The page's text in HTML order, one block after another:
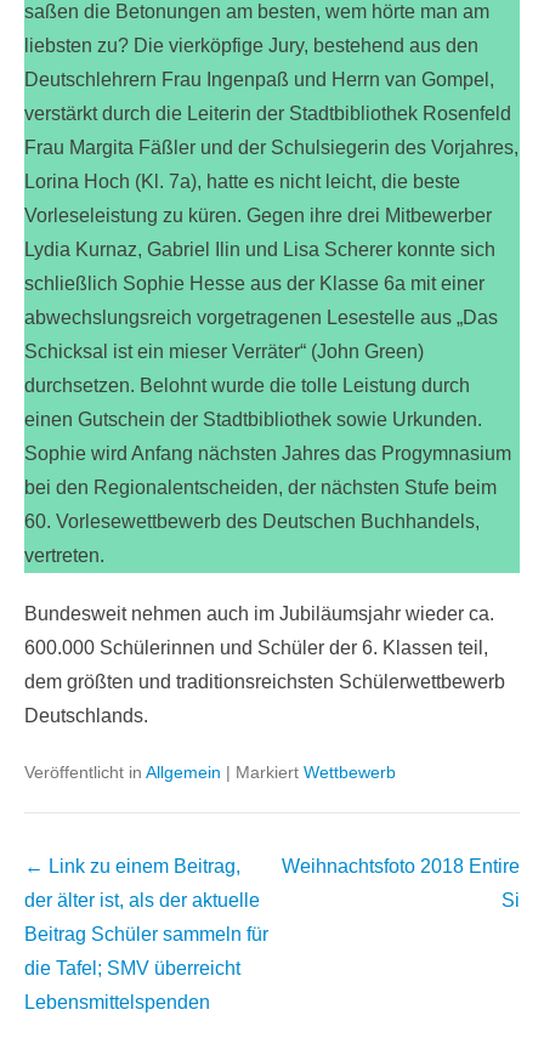
saßen die Betonungen am besten, wem hörte man am
liebsten zu? Die vierköpfige Jury, bestehend aus den
Deutschlehrern Frau Ingenpaß und Herrn van Gompel,
verstärkt durch die Leiterin der Stadtbibliothek Rosenfeld
Frau Margita Fäßler und der Schulsiegerin des Vorjahres,
Lorina Hoch (Kl. 7a), hatte es nicht leicht, die beste
Vorleseleistung zu küren. Gegen ihre drei Mitbewerber
Lydia Kurnaz, Gabriel Ilin und Lisa Scherer konnte sich
schließlich Sophie Hesse aus der Klasse 6a mit einer
abwechslungsreich vorgetragenen Lesestelle aus „Das
Schicksal ist ein mieser Verräter“ (John Green)
durchsetzen. Belohnt wurde die tolle Leistung durch
einen Gutschein der Stadtbibliothek sowie Urkunden.
Sophie wird Anfang nächsten Jahres das Progymnasium
bei den Regionalentscheiden, der nächsten Stufe beim
60. Vorlesewettbewerb des Deutschen Buchhandels,
vertreten.
Bundesweit nehmen auch im Jubiläumsjahr wieder ca.
600.000 Schülerinnen und Schüler der 6. Klassen teil,
dem größten und traditionsreichsten Schülerwettbewerb
Deutschlands.
Veröffentlicht in Allgemein | Markiert Wettbewerb
Beitrags
Übersicht
← Link zu einem Beitrag,
der älter ist, als der aktuelle
Beitrag Schüler sammeln für
die Tafel; SMV überreicht
Lebensmittelspenden
Weihnachtsfoto 2018 Entire
Si